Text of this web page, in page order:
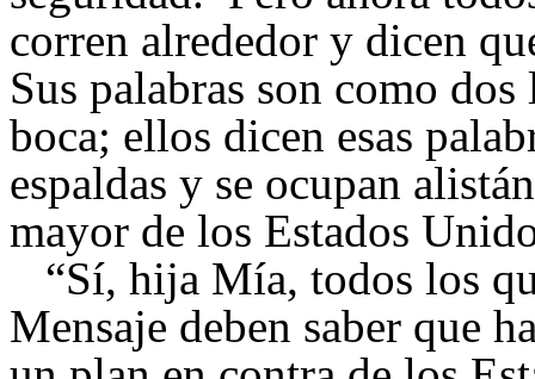
corren alrededor y dicen
Sus palabras son como
boca; ellos dicen esas
espaldas y se ocupan
mayor de los Estados
“Sí, hija Mía, todos los
Mensaje deben saber que